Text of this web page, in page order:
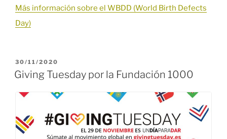
Más información sobre el WBDD (World Birth Defects
Day)
PUBLICADO
EL
30/11/2020
Giving Tuesday por la Fundación 1000